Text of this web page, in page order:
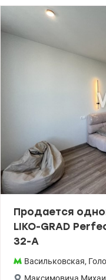
панорамными окнами
холодильник, духовой
телевизор,
кровать, раскладной
полов. На крыше есть
Подземный паркинг
транспортная
детские сады и школа.
Анастасия тел. 099 446
Продается
LIKO-GRAD
32-А
Васильковская,
Максимовича